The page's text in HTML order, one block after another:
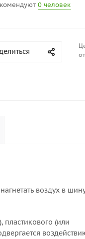
0 человек
воздух в
пластикового (или